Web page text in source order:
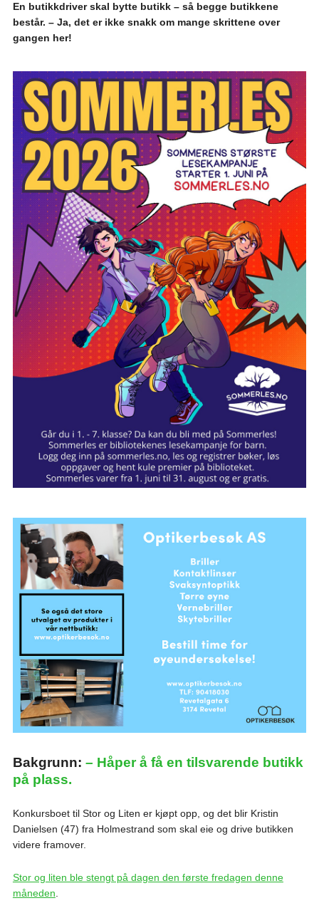
En butikkdriver skal bytte butikk – så begge butikkene
består. – Ja, det er ikke snakk om mange skrittene over
gangen her!
Bakgrunn: – Håper å få en tilsvarende butikk
på plass.
Konkursboet til Stor og Liten er kjøpt opp, og det blir Kristin
Danielsen (47) fra Holmestrand som skal eie og drive butikken
videre framover.
Stor og liten ble stengt på dagen den første fredagen denne
måneden